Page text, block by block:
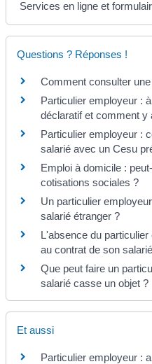
Services en ligne et
Questions ? Réponses !
Comment consulter
Particulier employeur :
déclaratif et comment y
Particulier employeur :
salarié avec un Cesu
Emploi à domicile :
cotisations sociales ?
Un particulier
salarié étranger ?
L'absence du
au contrat de son
Que peut faire un
salarié casse un objet ?
Et aussi
Particulier employeur :